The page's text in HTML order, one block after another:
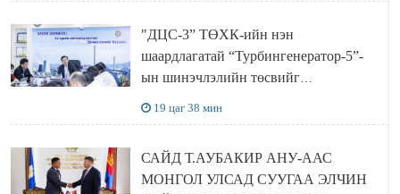
"ДЦС-3” ТӨХК-ийн нэн
шаардлагатай “Турбингенератор-5”-
ын шинэчлэлийн төсвийг
19 цаг 38 мин
САЙД Т.АУБАКИР АНУ-ААС
МОНГОЛ УЛСАД СУУГАА ЭЛЧИН